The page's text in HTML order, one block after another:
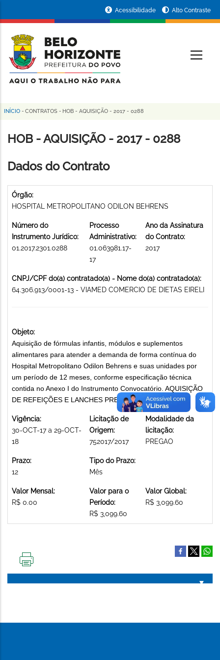
conteúdo
principal
da
Prefeitura
de
Horizonte
Acessibilidade Alto Contraste
Trilha
de
INÍCIO - CONTRATOS - HOB - AQUISIÇÃO - 2017 - 0288
HOB - AQUISIÇÃO - 2017 - 0288
Dados do Contrato
Órgão:
HOSPITAL METROPOLITANO ODILON BEHRENS
Número do
Instrumento Jurídico:
01.2017.2301.0288
Processo
Administrativo:
01.063981.17-
17
Ano da Assinatura
do Contrato:
2017
CNPJ/CPF do(a) contratado(a) - Nome do(a) contratado(a):
64.306.913/0001-13 - VIAMED COMERCIO DE DIETAS EIRELI
Objeto:
Aquisição de fórmulas infantis, módulos e suplementos
alimentares para atender a demanda de forma contínua do
Hospital Metropolitano Odilon Behrens e suas unidades por
um período de 12 meses, conforme especificação técnica
contida no Anexo I do Instrumento Convocatório. AQUISIÇÃO
DE REFEIÇÕES E LANCHES PREPARADOS
Vigência:
30-OCT-17 a 29-OCT-
18
Licitação de
Origem:
752017/2017
Modalidade da
licitação:
PREGAO
Prazo:
12
Tipo do Prazo:
Mês
Valor Mensal:
R$ 0.00
Valor para o
Período:
R$ 3,099.60
Valor Global:
R$ 3,099.60
PÁGINA